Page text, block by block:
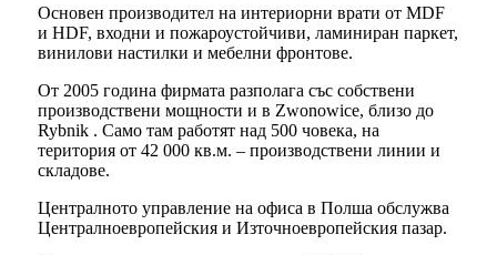
Основен производител на интериорни врати от MDF
и HDF, входни и пожароустойчиви, ламиниран паркет,
винилови настилки и мебелни фронтове.
От 2005 година фирмата разполага със собствени
производствени мощности и в Zwonowice, близо до
Rybnik . Само там работят над 500 човека, на
територия от 42 000 кв.м. – производствени линии и
складове.
Централното управление на офиса в Полша обслужва
Централноевропейския и Източноевропейския пазар.